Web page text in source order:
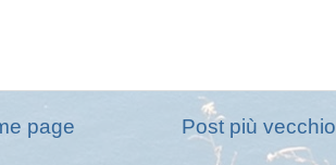
Post più vecchio
page